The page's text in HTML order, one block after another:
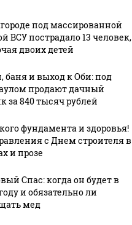
под массированной
ВСУ пострадало 13 человек,
двоих детей
баня и выход к Оби: под
продают дачный
за 840 тысяч рублей
фундамента и здоровья!
с Днем строителя в
и прозе
Спас: когда он будет в
и обязательно ли
мед